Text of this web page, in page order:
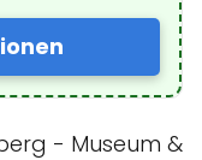
- Museum &